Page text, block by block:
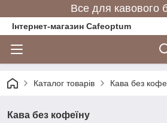
Все для кавового
Інтернет-магазин Cafeoptum
Каталог товарів Кава без
Кава без кофеїну